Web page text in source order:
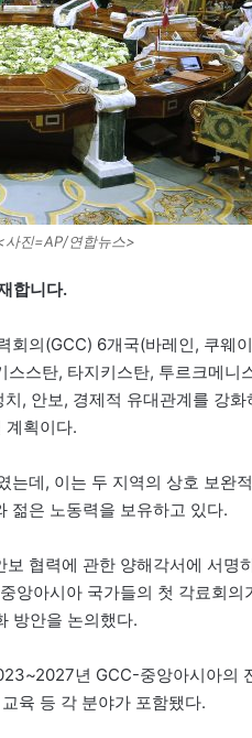
사진=AP/연합뉴스>
합니다.
회의(GCC) 6개국(바레인, 쿠웨
스탄, 타지키스탄, 투르크메니
, 안보, 경제적 유대관계를 강
계획이다.
데, 이는 두 지역의 상호 보완
젊은 노동력을 보유하고 있다.
협력에 관한 양해각서에 서명
앙아시아 국가들의 첫 각료회의
방안을 논의했다.
년 GCC-중앙아시아의
육 등 각 분야가 포함됐다.